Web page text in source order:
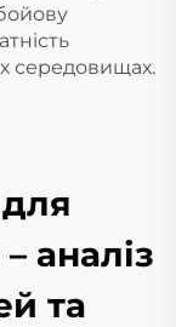
середовищах.
аналіз
та